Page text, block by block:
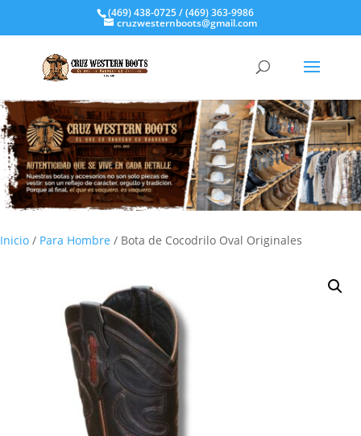
(469) 438-0725 / (469) 363-9986
cruzwesternboots@gmail.com
Inicio / Para Hombre / Bota de Cocodrilo Oval Originales